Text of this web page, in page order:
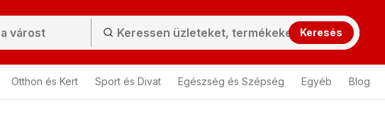
Keresés
Otthon és Kert Sport és Divat Egészség és Szépség Egyéb Blog